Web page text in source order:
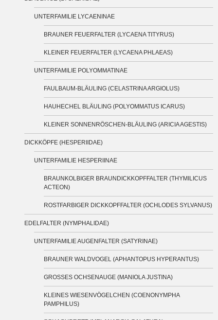
UNTERFAMILIE LYCAENINAE
BRAUNER FEUERFALTER (LYCAENA TITYRUS)
KLEINER FEUERFALTER (LYCAENA PHLAEAS)
UNTERFAMILIE POLYOMMATINAE
FAULBAUM-BLÄULING (CELASTRINA ARGIOLUS)
HAUHECHEL BLÄULING (POLYOMMATUS ICARUS)
KLEINER SONNENRÖSCHEN-BLÄULING (ARICIA AGESTIS)
DICKKÖPFE (HESPERIIDAE)
UNTERFAMILIE HESPERIINAE
BRAUNKOLBIGER BRAUNDICKKOPFFALTER (THYMILICUS
ACTEON)
ROSTFARBIGER DICKKOPFFALTER (OCHLODES SYLVANUS)
EDELFALTER (NYMPHALIDAE)
UNTERFAMILIE AUGENFALTER (SATYRINAE)
BRAUNER WALDVOGEL (APHANTOPUS HYPERANTUS)
GROSSES OCHSENAUGE (MANIOLA JUSTINA)
KLEINES WIESENVÖGELCHEN (COENONYMPHA
PAMPHILUS)